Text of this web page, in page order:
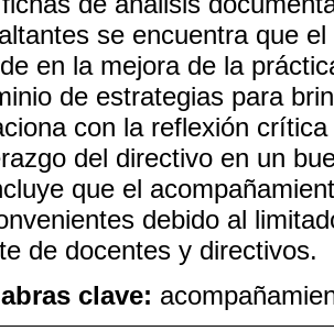
se encuentra que
en la mejora de la
de estrategias para
con la reflexión
del directivo en un
que el
debido al
de docentes y directivos.
clave: